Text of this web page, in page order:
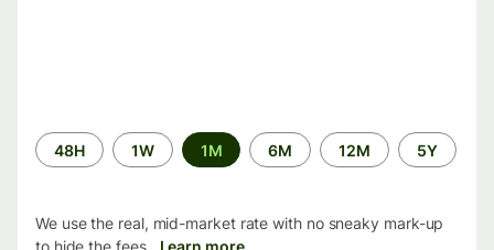
Time
period
48H 1W 1M 6M 12M 5Y
We use the real, mid-market rate with no sneaky mark-up